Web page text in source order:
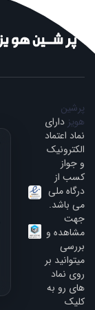
پرشین
هویز دارای
نماد اعتماد
الکترونیک
و جواز
کسب از
درگاه ملی
می باشد.
جهت
مشاهده و
بررسی
میتوانید بر
روی نماد
های رو به
کلیک